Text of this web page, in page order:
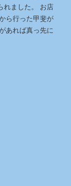
れました。 お店
ら行った甲斐が
あれば真っ先に